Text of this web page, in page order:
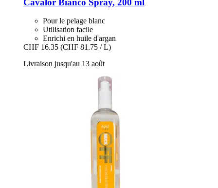
Cavalor Bianco Spray, 200 ml
Pour le pelage blanc
Utilisation facile
Enrichi en huile d'argan
CHF 16.35 (CHF 81.75 / L)
Livraison jusqu'au 13 août